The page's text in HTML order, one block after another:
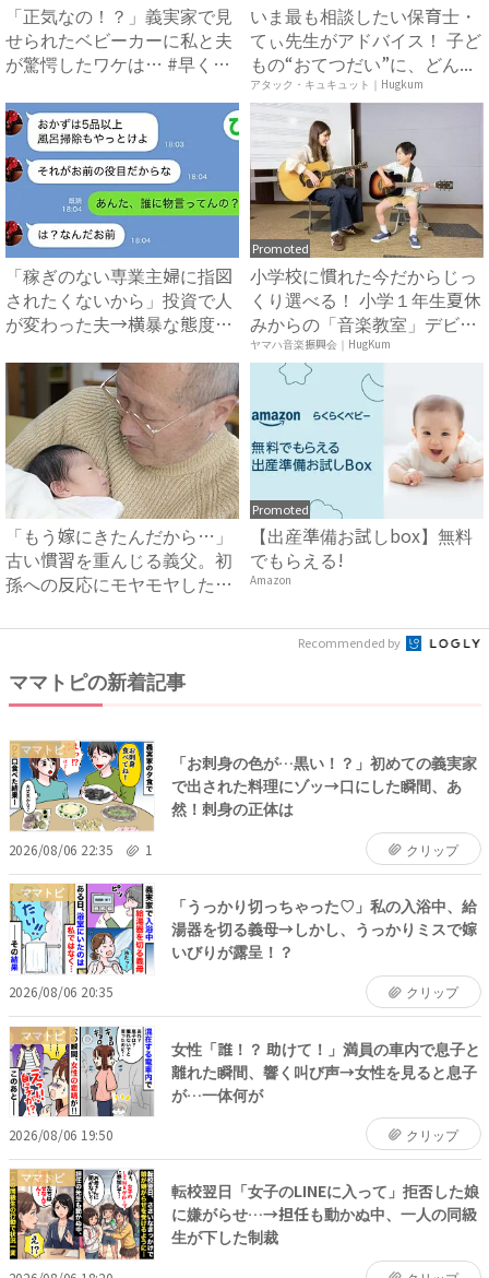
「正気なの！？」義実家で見
せられたベビーカーに私と夫
が驚愕したワケは… #早く
いま最も相談したい保育士・
てぃ先生がアドバイス！ 子ど
もの“おてつだい”に、どん...
アタック・キュキュット｜Hugkum
「稼ぎのない専業主婦に指図
されたくないから」投資で人
が変わった夫→横暴な態度に
Promoted
小学校に慣れた今だからじっ
くり選べる！ 小学１年生夏休
みからの「音楽教室」デビ
ュ...
ヤマハ音楽振興会｜HugKum
「もう嫁にきたんだから…」
古い慣習を重んじる義父。初
孫への反応にモヤモヤした体
Promoted
【出産準備お試しbox】無料
でもらえる!
Amazon
Recommended by
ママトピの新着記事
ママトピ
「お刺身の色が…黒い！？」初めての義実家
で出された料理にゾッ→口にした瞬間、あ
然！刺身の正体は
2026/08/06 22:35 1 クリップ
ママトピ
「うっかり切っちゃった♡」私の入浴中、給
湯器を切る義母→しかし、うっかりミスで嫁
いびりが露呈！？
2026/08/06 20:35 クリップ
ママトピ
女性「誰！？ 助けて！」満員の車内で息子と
離れた瞬間、響く叫び声→女性を見ると息子
が…一体何が
2026/08/06 19:50 クリップ
ママトピ
転校翌日「女子のLINEに入って」拒否した娘
に嫌がらせ…→担任も動かぬ中、一人の同級
生が下した制裁